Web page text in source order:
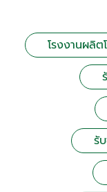
โรงงานผลิต
รั